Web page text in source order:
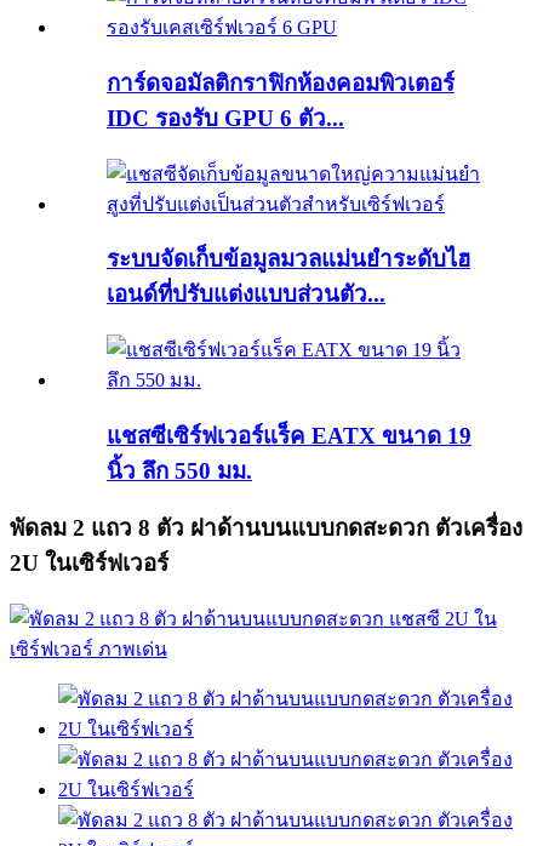
การ์ดจอมัลติกราฟิกห้องคอมพิวเตอร์
IDC รองรับ GPU 6 ตัว...
ระบบจัดเก็บข้อมูลมวลแม่นยำระดับไฮ
เอนด์ที่ปรับแต่งแบบส่วนตัว...
แชสซีเซิร์ฟเวอร์แร็ค EATX ขนาด 19
นิ้ว ลึก 550 มม.
พัดลม 2 แถว 8 ตัว ฝาด้านบนแบบกดสะดวก ตัวเครื่อง
2U ในเซิร์ฟเวอร์